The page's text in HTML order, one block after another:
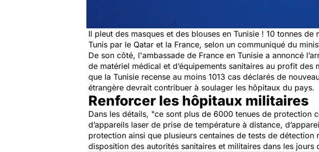
Il pleut des masques et des blouses en Tunisie ! 10 tonnes
Tunis par le Qatar et la France, selon un communiqué du
De son côté, l'ambassade de France en Tunisie a annoncé
de matériel médical et d’équipements sanitaires au profit des
que la Tunisie recense au moins 1013 cas déclarés de
étrangère devrait contribuer à soulager les hôpitaux du pays.
Renforcer les hôpitaux militaires
Dans les détails, "ce sont plus de 6000 tenues de protection
d’appareils laser de prise de température à distance,
protection ainsi que plusieurs centaines de tests de détection
disposition des autorités sanitaires et militaires dans les jours